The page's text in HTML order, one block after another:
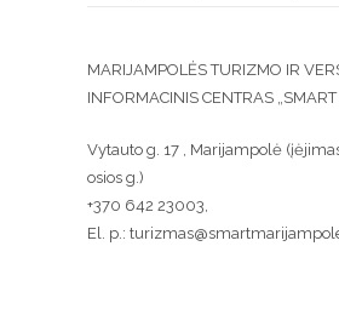
MARIJAMPOLĖS TURIZMO IR
INFORMACINIS CENTRAS
Vytauto g. 17 , Marijampolė
osios g.)
+370 642 23003,
El. p.: